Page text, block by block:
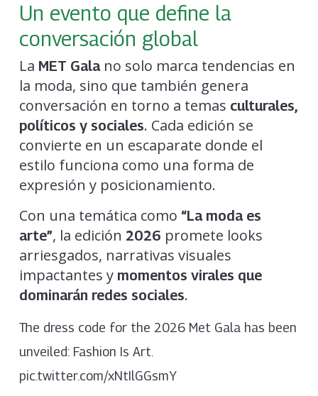
Un evento que define la
conversación global
La MET Galano solo marca tendencias en
la moda, sino que también genera
conversación en torno a temas culturales,
políticos y sociales. Cada edición se
convierte en un escaparate donde el
estilo funciona como una forma de
expresión y posicionamiento.
Con una temática como “La moda es
arte”, la edición 2026 promete looks
arriesgados, narrativas visuales
impactantes y momentos virales que
dominarán redes sociales.
The dress code for the 2026 Met Gala has been
unveiled: Fashion Is Art.
pic.twitter.com/xNtIlGGsmY